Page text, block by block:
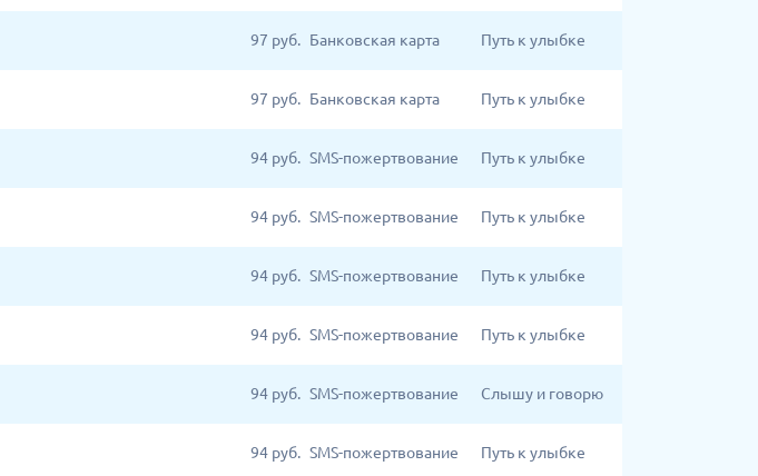
97 руб. Банковская карта Путь к улыбке
97 руб. Банковская карта Путь к улыбке
94 руб. SMS-пожертвование Путь к улыбке
94 руб. SMS-пожертвование Путь к улыбке
94 руб. SMS-пожертвование Путь к улыбке
94 руб. SMS-пожертвование Путь к улыбке
94 руб. SMS-пожертвование Слышу и говорю
94 руб. SMS-пожертвование Путь к улыбке